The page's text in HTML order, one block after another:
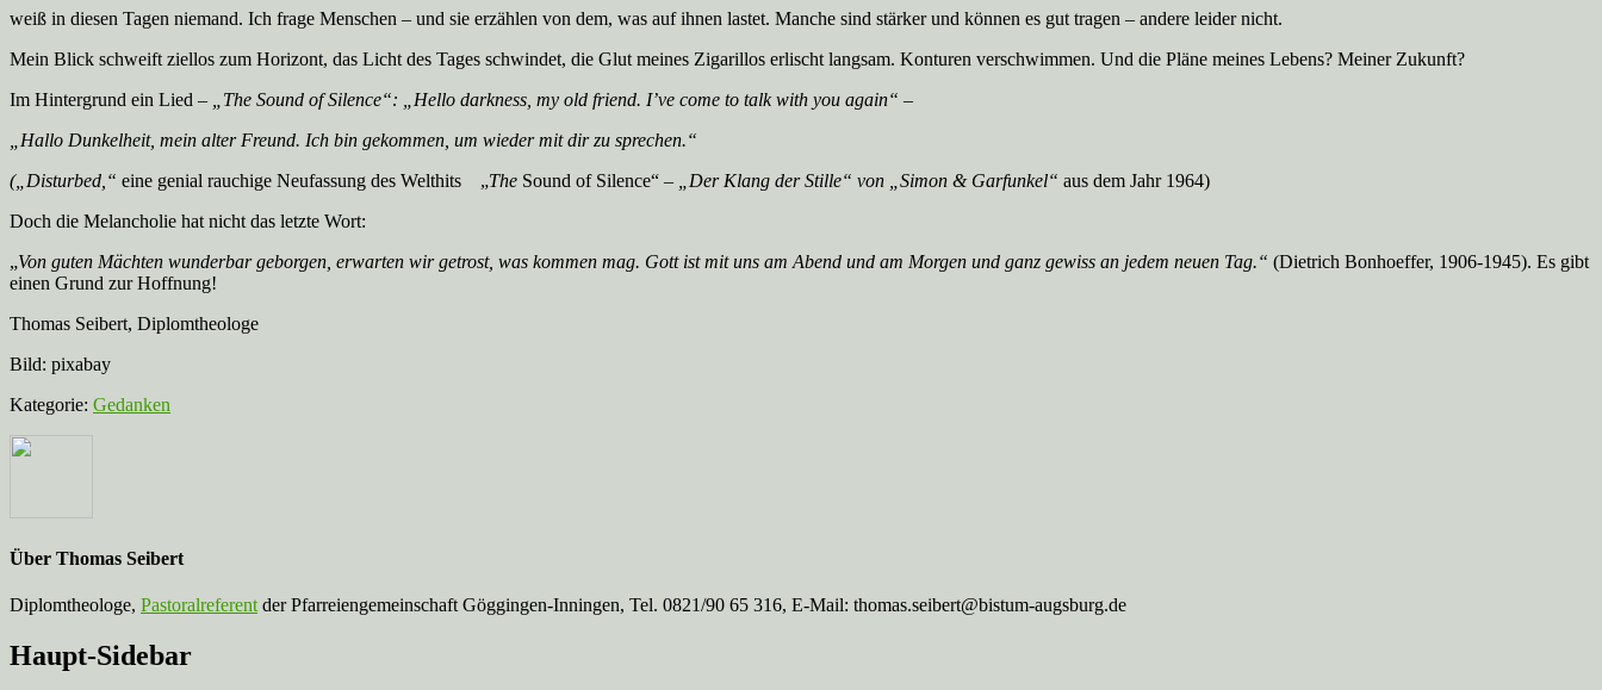
weiß in diesen Tagen niemand. Ich frage Menschen – und sie erzählen von dem, was auf ihnen lastet. Manche sind stärker und können es gut tragen – andere leider nicht.
Mein Blick schweift ziellos zum Horizont, das Licht des Tages schwindet, die Glut meines Zigarillos erlischt langsam. Konturen verschwimmen. Und die Pläne meines Lebens? Meiner Zukunft?
Im Hintergrund ein Lied –
„The Sound of Silence“: „Hello darkness, my old friend. I’ve come to talk with you again“ –
„Hallo Dunkelheit, mein alter Freund. Ich bin gekommen, um wieder mit dir zu sprechen.“
(„Disturbed,“ eine genial rauchige Neufassung des Welthits „The Sound of Silence“ – „Der Klang der Stille“ von „Simon & Garfunkel“ aus dem Jahr 1964)
Doch die Melancholie hat nicht das letzte Wort:
„Von guten Mächten wunderbar geborgen, erwarten wir getrost, was kommen mag. Gott ist mit uns am Abend und am Morgen und ganz gewiss an jedem neuen Tag.“ (Dietrich Bonhoeffer, 1906-1945). Es gibt
einen Grund zur Hoffnung!
Thomas Seibert, Diplomtheologe
Bild: pixabay
Kategorie: Gedanken
Über Thomas Seibert
Diplomtheologe, Pastoralreferent der Pfarreiengemeinschaft Göggingen-Inningen, Tel. 0821/90 65 316, E-Mail: thomas.seibert@bistum-augsburg.de
Haupt-Sidebar